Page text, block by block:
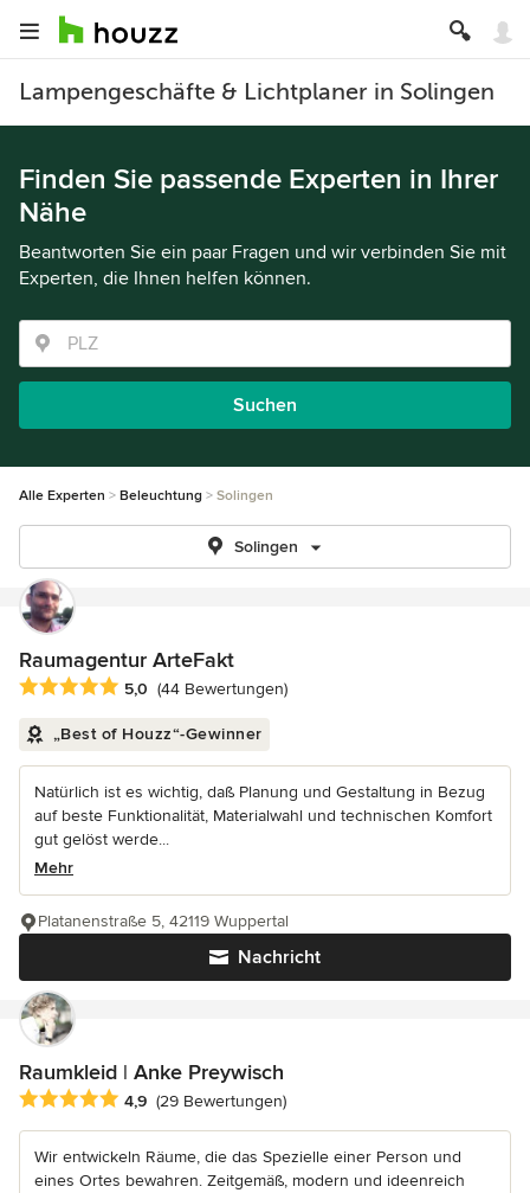
Lampengeschäfte & Lichtplaner in Solingen
Finden Sie passende Experten in Ihrer
Nähe
Beantworten Sie ein paar Fragen und wir verbinden Sie mit
Experten, die Ihnen helfen können.
Suchen
Alle Experten Beleuchtung Solingen
Solingen
Raumagentur ArteFakt
Durchschnittliche Bewertung: 5 von 5 Sternen
5,0 (44 Bewertungen)
„Best of Houzz“-Gewinner
Natürlich ist es wichtig, daß Planung und Gestaltung in Bezug
auf beste Funktionalität, Materialwahl und technischen Komfort
gut gelöst werde...
Mehr
Nachricht
Platanenstraße 5, 42119 Wuppertal
Raumkleid | Anke Preywisch
Durchschnittliche Bewertung: 4.9 von 5 Sternen
4,9 (29 Bewertungen)
Wir entwickeln Räume, die das Spezielle einer Person und
eines Ortes bewahren. Zeitgemäß, modern und ideenreich